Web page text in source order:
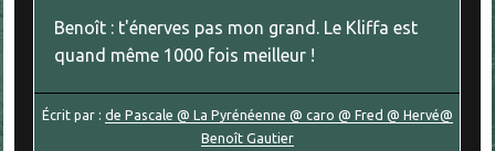
Benoît : t'énerves pas mon grand. Le Kliffa est
quand même 1000 fois meilleur !
Écrit par : de Pascale @ La Pyrénéenne @ caro @ Fred @ Hervé@
Benoît Gautier